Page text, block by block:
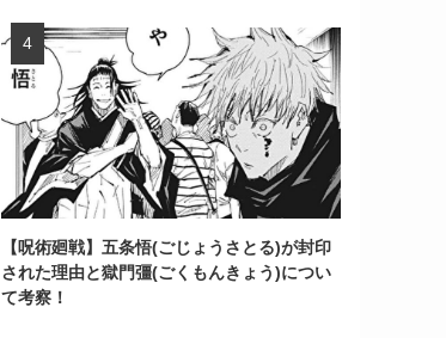
【呪術廻戦】五条悟(ごじょうさとる)が封印
された理由と獄門彊(ごくもんきょう)につい
て考察！